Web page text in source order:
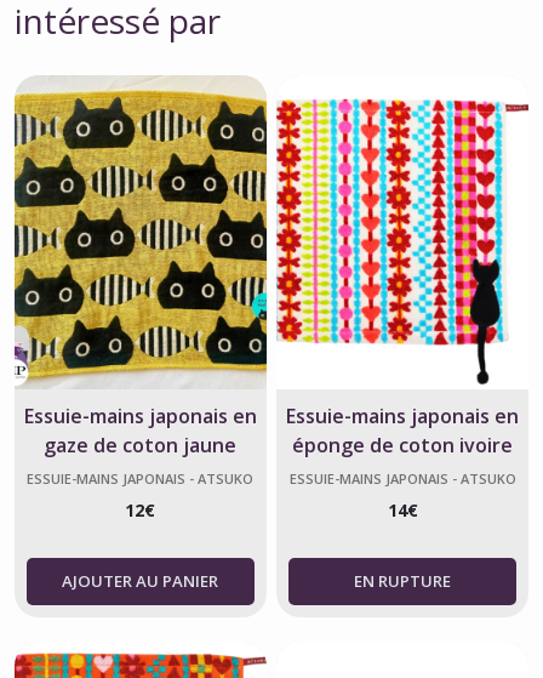
intéressé par
Essuie-mains japonais en
gaze de coton jaune
poisson et chat – Atsuko
Matano
ESSUIE-MAINS JAPONAIS - ATSUKO
12€
AJOUTER AU PANIER
Essuie-mains japonais en
éponge de coton ivoire
chat heart book – Atsuko
Matano
ESSUIE-MAINS JAPONAIS - ATSUKO
14€